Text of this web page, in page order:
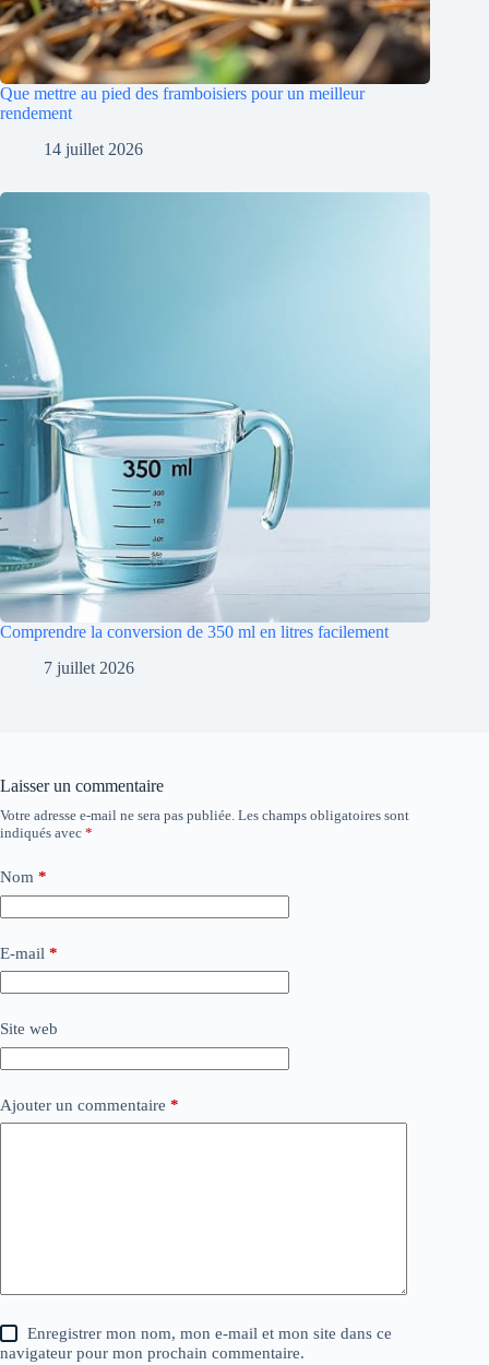
Que mettre au pied des framboisiers pour un meilleur
rendement
14 juillet 2026
Comprendre la conversion de 350 ml en litres facilement
7 juillet 2026
Laisser un commentaire
Votre adresse e-mail ne sera pas publiée. Les champs obligatoires sont
indiqués avec *
Nom *
E-mail *
Site web
Ajouter un commentaire *
Enregistrer mon nom, mon e-mail et mon site dans ce
navigateur pour mon prochain commentaire.